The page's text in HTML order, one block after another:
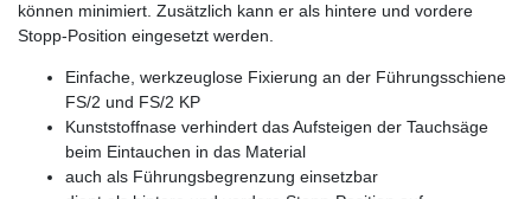
können minimiert. Zusätzlich kann er als hintere und vordere
Stopp-Position eingesetzt werden.
Einfache, werkzeuglose Fixierung an der Führungsschiene
FS/2 und FS/2 KP
Kunststoffnase verhindert das Aufsteigen der Tauchsäge
beim Eintauchen in das Material
auch als Führungsbegrenzung einsetzbar